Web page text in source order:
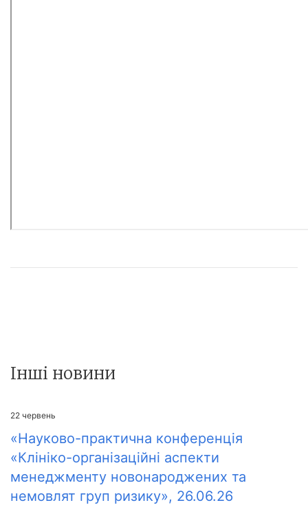
Інші новини
22 червень
«Науково-практична конференція
«Клініко-організаційні аспекти
менеджменту новонароджених та
немовлят груп ризику», 26.06.26